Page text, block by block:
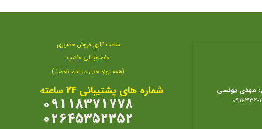
است
می
باشد.
گزینه
ها
ممکن
است
در
صفحه
مهدی یونسی
0911-332-
ساعت کاری فروش حضوری
10صبح الی 10شب
(همه روزه حتی در ایام تعطیل)
شماره های پشتیبانی 24 ساعته
09118371778
02645352352